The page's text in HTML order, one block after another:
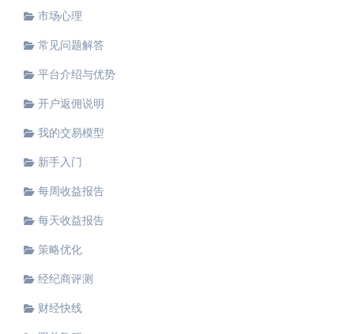
市场心理
常见问题解答
平台介绍与优势
开户返佣说明
我的交易模型
新手入门
每周收益报告
每天收益报告
策略优化
经纪商评测
财经快线